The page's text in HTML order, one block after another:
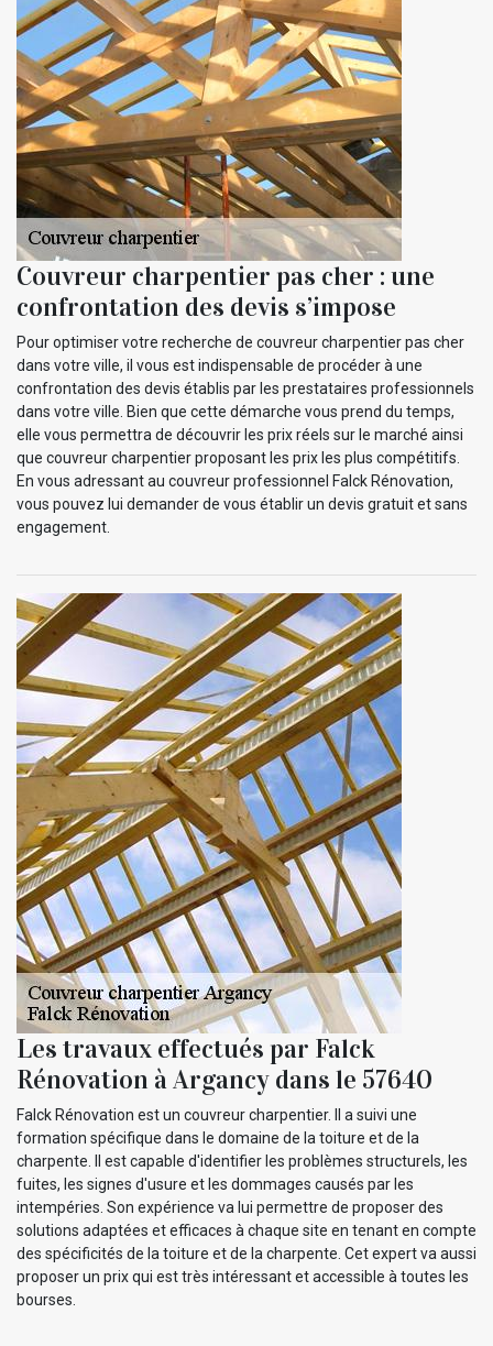
Couvreur charpentier pas cher : une
confrontation des devis s’impose
Pour optimiser votre recherche de couvreur charpentier pas cher
dans votre ville, il vous est indispensable de procéder à une
confrontation des devis établis par les prestataires professionnels
dans votre ville. Bien que cette démarche vous prend du temps,
elle vous permettra de découvrir les prix réels sur le marché ainsi
que couvreur charpentier proposant les prix les plus compétitifs.
En vous adressant au couvreur professionnel Falck Rénovation,
vous pouvez lui demander de vous établir un devis gratuit et sans
engagement.
Les travaux effectués par Falck
Rénovation à Argancy dans le 57640
Falck Rénovation est un couvreur charpentier. Il a suivi une
formation spécifique dans le domaine de la toiture et de la
charpente. Il est capable d'identifier les problèmes structurels, les
fuites, les signes d'usure et les dommages causés par les
intempéries. Son expérience va lui permettre de proposer des
solutions adaptées et efficaces à chaque site en tenant en compte
des spécificités de la toiture et de la charpente. Cet expert va aussi
proposer un prix qui est très intéressant et accessible à toutes les
bourses.